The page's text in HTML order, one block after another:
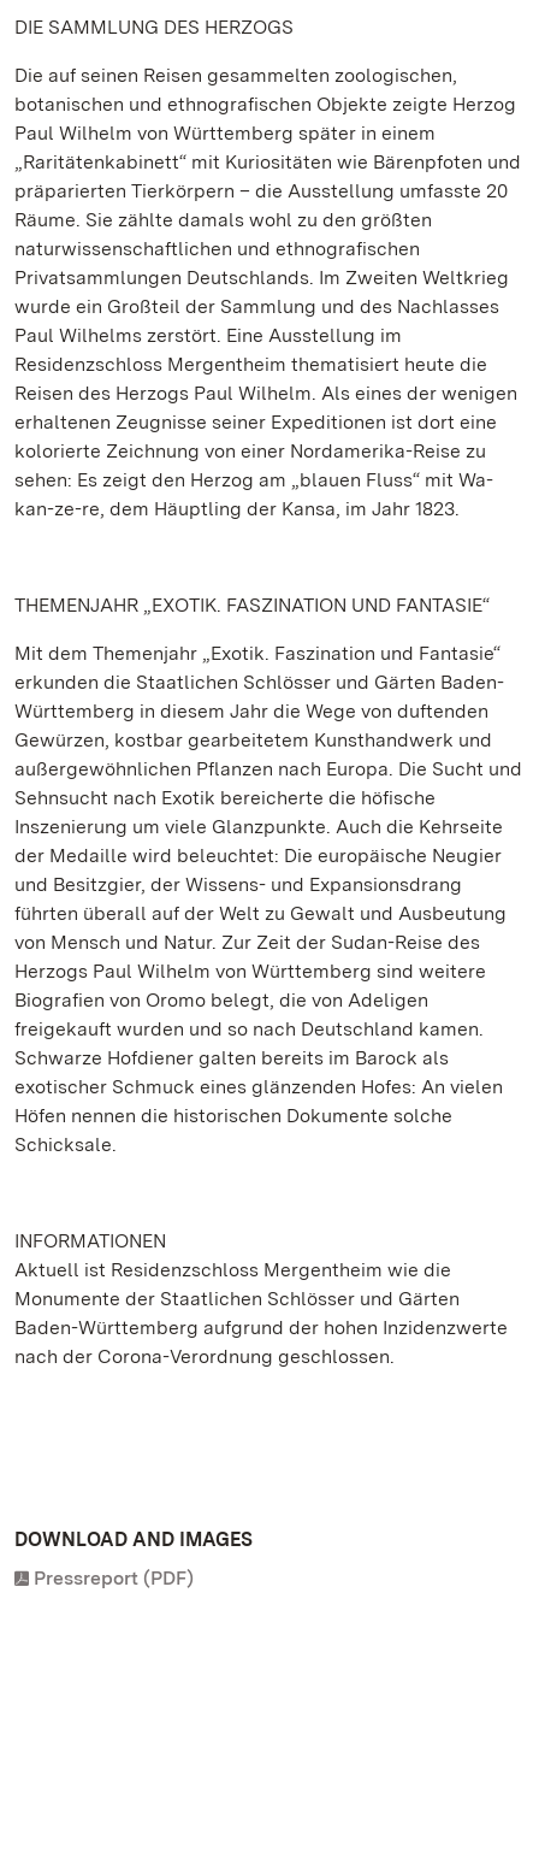
DIE SAMMLUNG DES HERZOGS
Die auf seinen Reisen gesammelten zoologischen,
botanischen und ethnografischen Objekte zeigte Herzog
Paul Wilhelm von Württemberg später in einem
„Raritätenkabinett“ mit Kuriositäten wie Bärenpfoten und
präparierten Tierkörpern – die Ausstellung umfasste 20
Räume. Sie zählte damals wohl zu den größten
naturwissenschaftlichen und ethnografischen
Privatsammlungen Deutschlands. Im Zweiten Weltkrieg
wurde ein Großteil der Sammlung und des Nachlasses
Paul Wilhelms zerstört. Eine Ausstellung im
Residenzschloss Mergentheim thematisiert heute die
Reisen des Herzogs Paul Wilhelm. Als eines der wenigen
erhaltenen Zeugnisse seiner Expeditionen ist dort eine
kolorierte Zeichnung von einer Nordamerika-Reise zu
sehen: Es zeigt den Herzog am „blauen Fluss“ mit Wa-
kan-ze-re, dem Häuptling der Kansa, im Jahr 1823.
THEMENJAHR „EXOTIK. FASZINATION UND FANTASIE“
Mit dem Themenjahr „Exotik. Faszination und Fantasie“
erkunden die Staatlichen Schlösser und Gärten Baden-
Württemberg in diesem Jahr die Wege von duftenden
Gewürzen, kostbar gearbeitetem Kunsthandwerk und
außergewöhnlichen Pflanzen nach Europa. Die Sucht und
Sehnsucht nach Exotik bereicherte die höfische
Inszenierung um viele Glanzpunkte. Auch die Kehrseite
der Medaille wird beleuchtet: Die europäische Neugier
und Besitzgier, der Wissens- und Expansionsdrang
führten überall auf der Welt zu Gewalt und Ausbeutung
von Mensch und Natur. Zur Zeit der Sudan-Reise des
Herzogs Paul Wilhelm von Württemberg sind weitere
Biografien von Oromo belegt, die von Adeligen
freigekauft wurden und so nach Deutschland kamen.
Schwarze Hofdiener galten bereits im Barock als
exotischer Schmuck eines glänzenden Hofes: An vielen
Höfen nennen die historischen Dokumente solche
Schicksale.
INFORMATIONEN
Aktuell ist Residenzschloss Mergentheim wie die
Monumente der Staatlichen Schlösser und Gärten
Baden-Württemberg aufgrund der hohen Inzidenzwerte
nach der Corona-Verordnung geschlossen.
DOWNLOAD AND IMAGES
Pressreport (PDF)